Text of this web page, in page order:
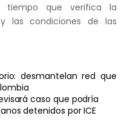
tiempo que verifica la
las condiciones de las
desmantelan red que
caso que podría
detenidos por ICE